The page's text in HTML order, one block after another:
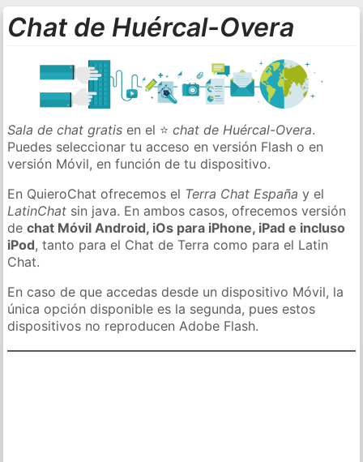
Chat de Huércal-Overa
Sala de chat gratis en el ⭐chat de Huércal-Overa.
Puedes seleccionar tu acceso en versión Flash o en
versión Móvil, en función de tu dispositivo.
En QuieroChat ofrecemos el Terra Chat España y el
LatinChat sin java. En ambos casos, ofrecemos versión
dechat Móvil Android, iOs para iPhone, iPad e incluso
iPod, tanto para el Chat de Terra como para el Latin
Chat.
En caso de que accedas desde un dispositivo Móvil, la
única opción disponible es la segunda, pues estos
dispositivos no reproducen Adobe Flash.